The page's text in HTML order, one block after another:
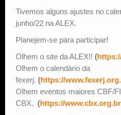
Tivemos alguns ajustes no
junho/22 na ALEX.
Planejem-se para participar!
Olhem o site da ALEX!! (
Olhem o calendário da
fexerj. (https://
Olhem eventos maiores CBF/
CBX. (https://